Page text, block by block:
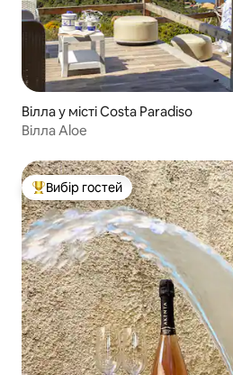
Вілла у місті Costa Paradiso
Вілла Aloe
Топ вибір гостей
Вибір гостей